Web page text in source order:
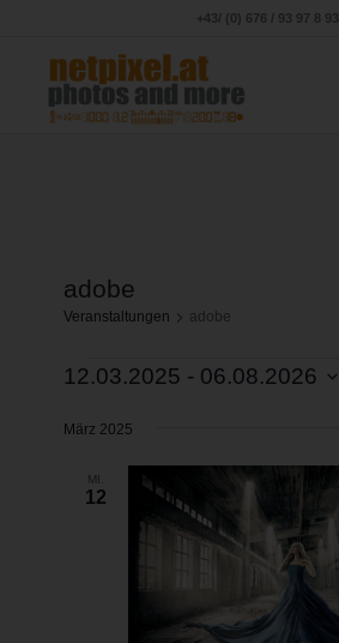
+43/ (0) 676 / 93 97 8 93
adobe
Veranstaltungen adobe
12.03.2025 - 06.08.2026
wählen.
März 2025
MI.
12